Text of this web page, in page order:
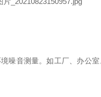
噪音测量。如工厂、办公